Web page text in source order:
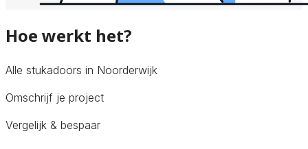
Hoe werkt het?
Alle stukadoors in Noorderwijk
Omschrijf je project
Vergelijk & bespaar